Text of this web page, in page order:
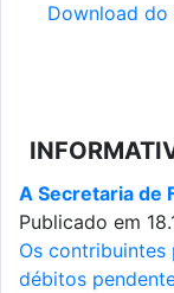
Download
A Secretaria de
Publicado em
Os
débitos